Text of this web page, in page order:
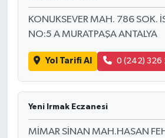
KONUKSEVER MAH. 786 SOK.
NO:5 A MURATPAŞA ANTALYA
Yol Tarifi Al 0 (242) 326
Yeni Irmak Eczanesi
MİMAR SİNAN MAH.HASAN